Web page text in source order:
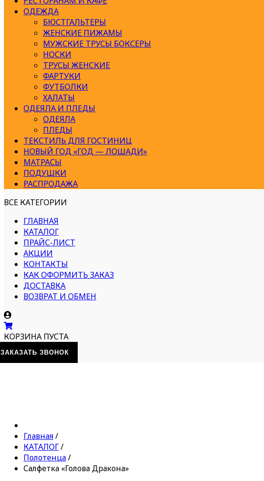
ОДЕЖДА
БЮСТГАЛЬТЕРЫ
ЖЕНСКИЕ ПИЖАМЫ
МУЖСКИЕ ТРУСЫ БОКСЕРЫ
НОСКИ
ТРУСЫ ЖЕНСКИЕ
ФАРТУКИ
ФУТБОЛКИ
ХАЛАТЫ
ОДЕЯЛА И ПЛЕДЫ
ОДЕЯЛА
ПЛЕДЫ
ТЕКСТИЛЬ ДЛЯ ГОСТИНИЦ
НОВЫЙ ГОД «ГОД — ЛОШАДИ»
МАТРАСЫ
ПОДУШКИ
РАСПРОДАЖА
ВСЕ КАТЕГОРИИ
ГЛАВНАЯ
КАТАЛОГ
ПРАЙС-ЛИСТ
АКЦИИ
КОНТАКТЫ
КАК ОФОРМИТЬ ЗАКАЗ
ДОСТАВКА
ВОЗВРАТ И ОБМЕН
КОРЗИНА ПУСТА
ЗАКАЗАТЬ ЗВОНОК
Главная/
КАТАЛОГ/
Полотенца/
Салфетка «Голова Дракона»